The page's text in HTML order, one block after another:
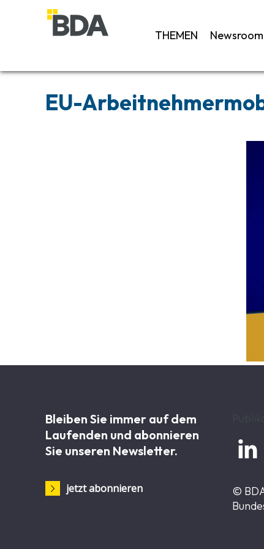
THEMEN Newsroom
EU-
Bleiben Sie immer auf dem
Laufenden und abonnieren
Sie unseren Newsletter.
jetzt abonnieren

©